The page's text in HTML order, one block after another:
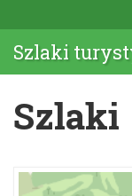
Szlaki
Szlaki